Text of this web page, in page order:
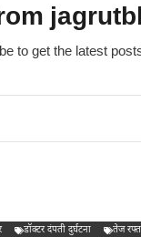
to get the latest
डॉक्टर दंपती दुर्घटना तेज